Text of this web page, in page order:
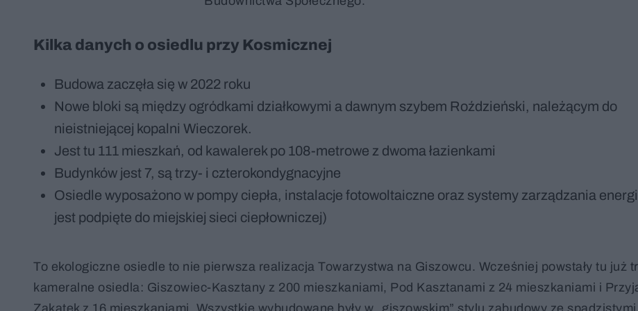
Kilka danych o osiedlu przy Kosmicznej
Budowa zaczęła się w 2022 roku
Nowe bloki są między ogródkami działkowymi a dawnym szybem Roździeński, należącym do
nieistniejącej kopalni Wieczorek.
Jest tu 111 mieszkań, od kawalerek po 108-metrowe z dwoma łazienkami
Budynków jest 7, są trzy- i czterokondygnacyjne
Osiedle wyposażono w pompy ciepła, instalacje fotowoltaiczne oraz systemy zarządzania
jest podpięte do miejskiej sieci ciepłowniczej)
To ekologiczne osiedle to nie pierwsza realizacja Towarzystwa na Giszowcu. Wcześniej powstały tu już
kameralne osiedla: Giszowiec-Kasztany z 200 mieszkaniami, Pod Kasztanami z 24 mieszkaniami i
Zakątek z 16 mieszkaniami. Wszystkie wybudowane były w „giszowskim” stylu zabudowy ze spadzistymi